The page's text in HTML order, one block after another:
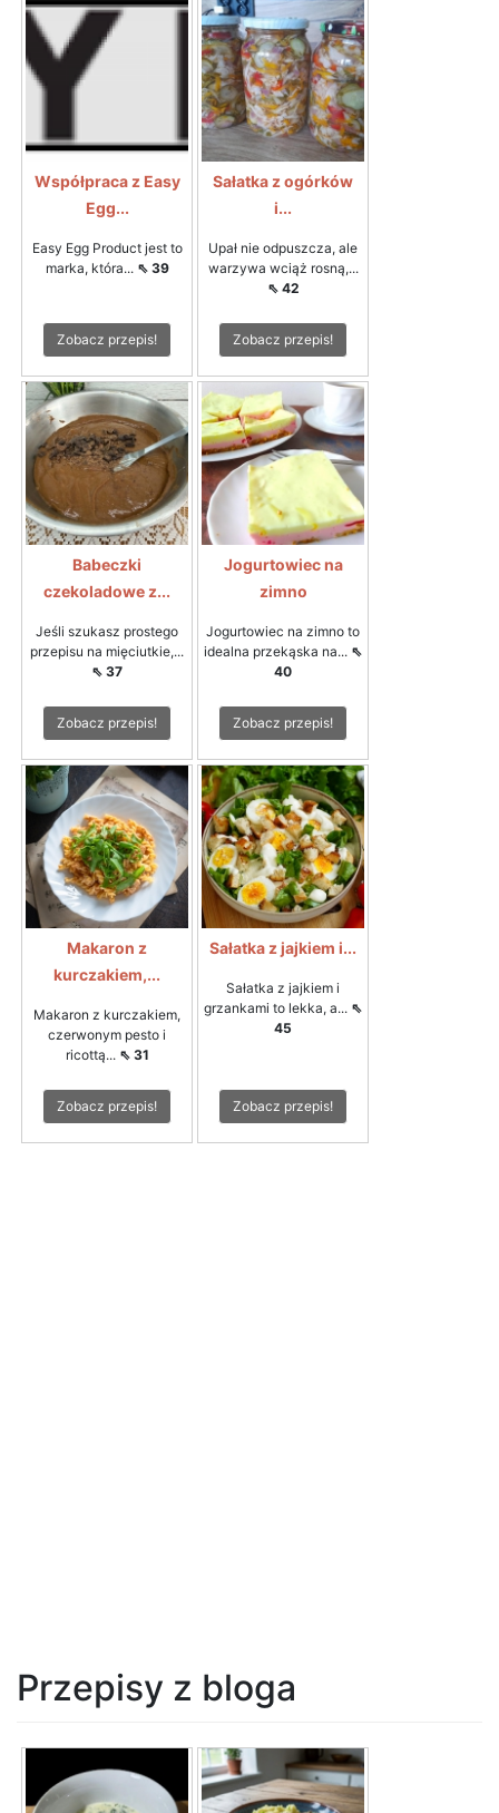
Współpraca z Easy
Egg...
Easy Egg Product jest to
marka, która... ⇖ 39
Zobacz przepis!
Sałatka z ogórków
i...
Upał nie odpuszcza, ale
warzywa wciąż rosną,...
⇖ 42
Zobacz przepis!
Babeczki
czekoladowe z...
Jeśli szukasz prostego
przepisu na mięciutkie,...
⇖ 37
Zobacz przepis!
Jogurtowiec na
zimno
Jogurtowiec na zimno to
idealna przekąska na... ⇖
40
Zobacz przepis!
Makaron z
kurczakiem,...
Makaron z kurczakiem,
czerwonym pesto i
ricottą... ⇖ 31
Zobacz przepis!
Sałatka z jajkiem i...
Sałatka z jajkiem i
grzankami to lekka, a... ⇖
45
Zobacz przepis!
Przepisy z bloga